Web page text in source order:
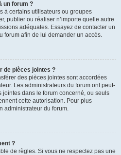
un forum ?
à certains utilisateurs ou groupes
publier ou réaliser n’importe quelle autre
adéquates. Essayez de contacter un
forum afin de lui demander un accès.
de pièces jointes ?
des pièces jointes sont accordées
Les administrateurs du forum ont peut-
jointes dans le forum concerné, ou seuls
cette autorisation. Pour plus
administrateur du forum.
?
de règles. Si vous ne respectez pas une